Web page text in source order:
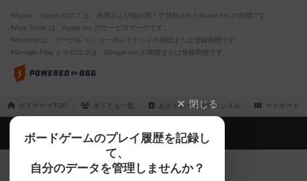
※Apple、Apple のロゴ は、米国および他の国々で登録されたApple Inc.の商標です。
※App Store は、Apple Inc.のサービスマークです。
※Android は、グーグル インコーポレイテッドの商標または登録商標です。
※Google Play とそのロゴは、Google Inc.の商標または登録商標です。
ボドゲーマTOP ボドとも一覧 あさがおボドゲチャンネル マイボード
閉じる
ボードゲームのプレイ履歴を記録し
て、
自分のデータを管理しませんか？
ボドゲーマTOP
ボードゲームを検索する